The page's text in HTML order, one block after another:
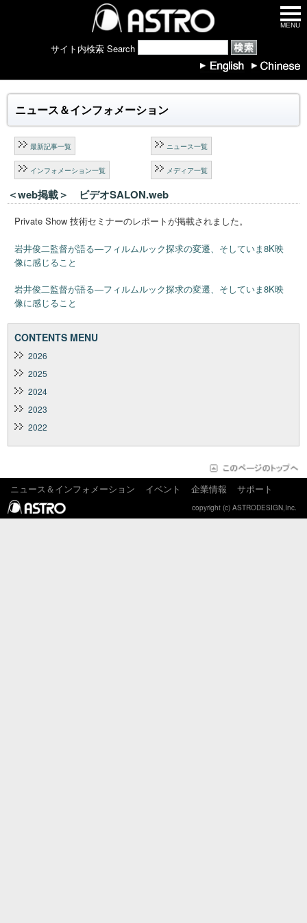
サイト内検索 Search
MENU
ニュース＆インフォメーション
最新記事一覧 ニュース一覧
インフォメーション一覧 メディア一覧
＜web掲載＞ ビデオSALON.web
Private Show 技術セミナーのレポートが掲載されました。
岩井俊二監督が語る―フィルムルック探求の変遷、そしていま8K映
像に感じること
岩井俊二監督が語る―フィルムルック探求の変遷、そしていま8K映
像に感じること
CONTENTS MENU
2026
2025
2024
2023
2022
ニュース＆インフォメーション イベント 企業情報 サポート
copyright (c) ASTRODESIGN,Inc.